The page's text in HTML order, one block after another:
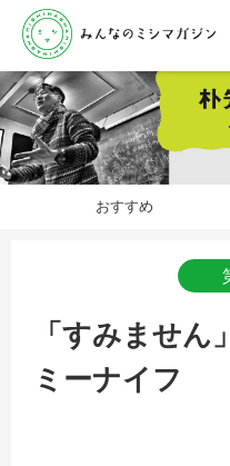
おすすめ
「すみませ
ミーナイフ